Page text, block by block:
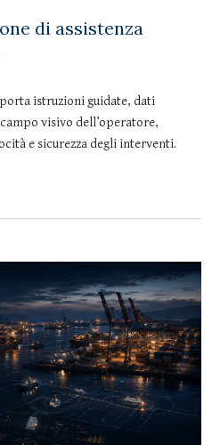
di assistenza
istruzioni guidate, dati
visivo dell’operatore,
e sicurezza degli interventi.